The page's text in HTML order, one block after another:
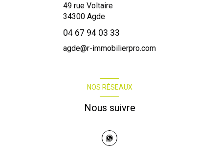
49 rue Voltaire
34300 Agde
04 67 94 03 33
agde@r-immobilierpro.com
NOS RÉSEAUX
Nous suivre